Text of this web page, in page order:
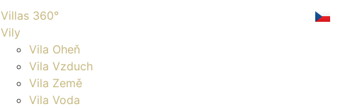
Villas 360°
Vily
Vila Oheň
Vila Vzduch
Vila Země
Vila Voda